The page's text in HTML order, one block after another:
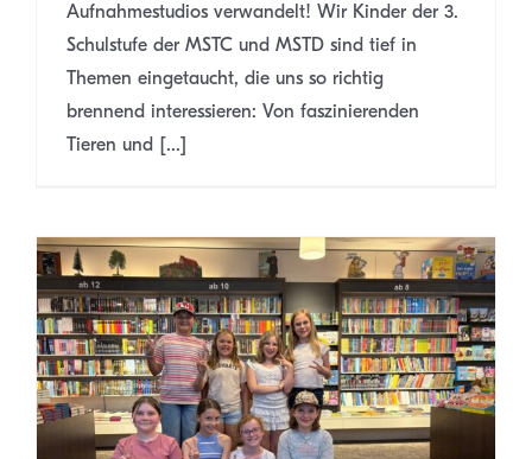
Aufnahmestudios verwandelt! Wir Kinder der 3.
Schulstufe der MSTC und MSTD sind tief in
Themen eingetaucht, die uns so richtig
brennend interessieren: Von faszinierenden
Tieren und [...]